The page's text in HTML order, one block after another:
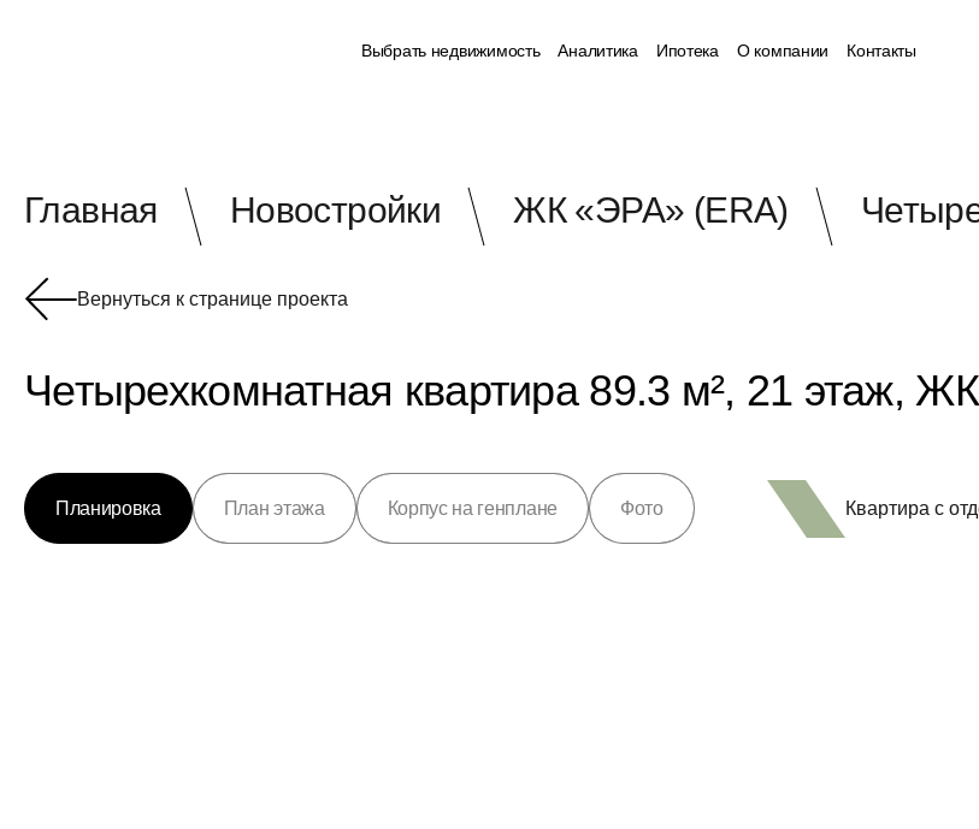
Выбрать недвижимость Аналитика Ипотека О компании Контакты
Главная Новостройки ЖК «ЭРА» (ERA)
Вернуться к странице проекта
Четырехкомнатная квартира 89.3 м², 21 этаж,
Планировка План этажа Корпус на генплане Фото Квартира с